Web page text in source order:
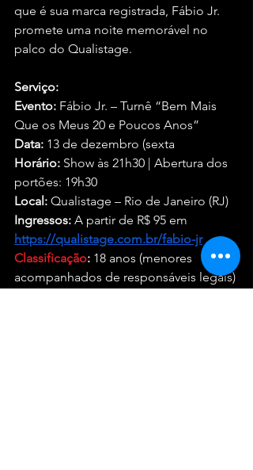
que é sua marca registrada, Fábio Jr.
promete uma noite memorável no
palco do Qualistage.
Serviço:
Evento: Fábio Jr. – Turnê “Bem Mais
Que os Meus 20 e Poucos Anos”
Data: 13 de dezembro (sexta
Horário: Show às 21h30 | Abertura dos
portões: 19h30
Local: Qualistage – Rio de Janeiro (RJ)
Ingressos: A partir de R$ 95 em
https://qualistage.com.br/fabio-jr
Classificação: 18 anos (menores
acompanhados de responsáveis legais)